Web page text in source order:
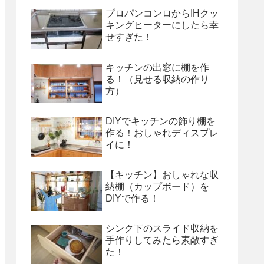
プロパンコンロからIHクッ
キングヒーターにしたら幸
せすぎた！
キッチンの出窓に棚を作
る！（見せる収納の作り
方）
DIYでキッチンの飾り棚を
作る！おしゃれディスプレ
イに！
【キッチン】おしゃれな収
納棚（カップボード）を
DIYで作る！
シンク下のスライド収納を
手作りしてみたら素敵すぎ
た！